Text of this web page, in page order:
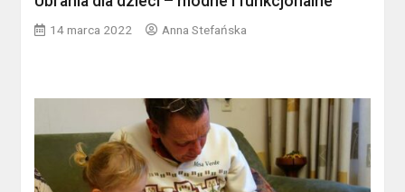
14 marca 2022 Anna Stefańska